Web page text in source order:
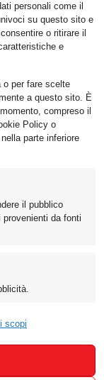
personali come il
su questo sito e
o ritirare il
e
o per fare scelte
a questo sito. È
compreso il
Policy o
parte inferiore
il pubblico
da fonti
scopi